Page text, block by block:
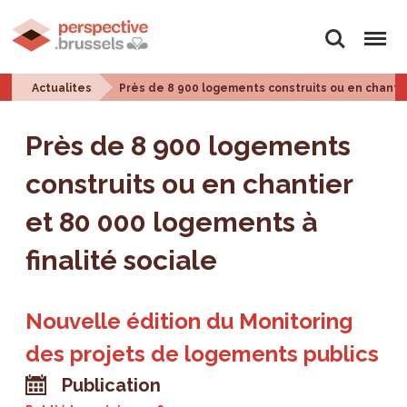
Rechercher
Menu
Actualites Près de 8 900 logements construits ou en
Près de 8 900 logements
construits ou en chantier
et 80 000 logements à
finalité sociale
Nouvelle édition du Monitoring
des projets de logements publics
Publication